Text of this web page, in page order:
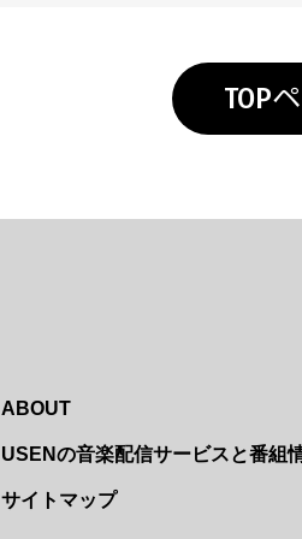
TOP
ABOUT
USENの音楽配信サービスと番組
サイトマップ